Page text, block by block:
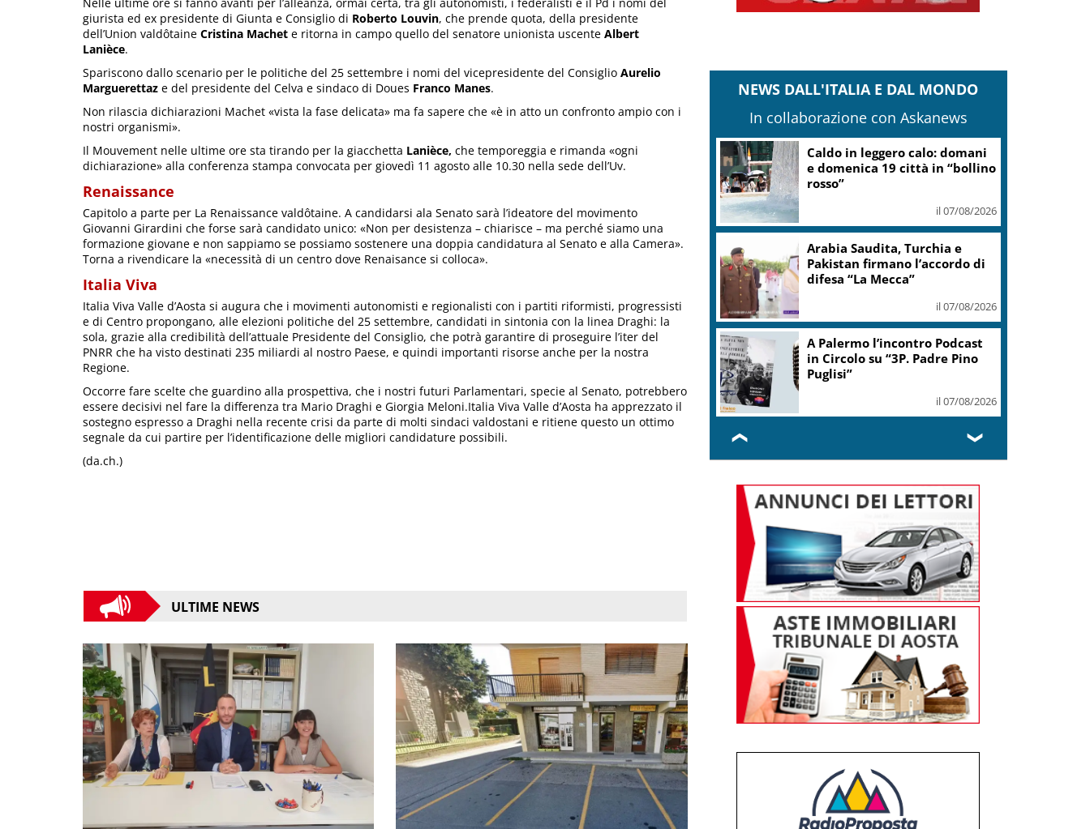
giurista ed ex presidente di Giunta e Consiglio di Roberto Louvin, che prende quota, della presidente
dell’Union valdôtaine Cristina Machet e ritorna in campo quello del senatore unionista uscente Albert
Lanièce.
Spariscono dallo scenario per le politiche del 25 settembre i nomi del vicepresidente del Consiglio Aurelio
Marguerettaz e del presidente del Celva e sindaco di Doues Franco Manes.
Non rilascia dichiarazioni Machet «vista la fase delicata» ma fa sapere che «è in atto un confronto ampio con i
nostri organismi».
Il Mouvement nelle ultime ore sta tirando per la giacchetta Lanièce, che temporeggia e rimanda «ogni
dichiarazione» alla conferenza stampa convocata per giovedì 11 agosto alle 10.30 nella sede dell’Uv.
Renaissance
Capitolo a parte per La Renaissance valdôtaine. A candidarsi ala Senato sarà l’ideatore del movimento
Giovanni Girardini che forse sarà candidato unico: «Non per desistenza – chiarisce – ma perché siamo una
formazione giovane e non sappiamo se possiamo sostenere una doppia candidatura al Senato e alla Camera».
Torna a rivendicare la «necessità di un centro dove Renaisance si colloca».
Italia Viva
Italia Viva Valle d’Aosta si augura che i movimenti autonomisti e regionalisti con i partiti riformisti, progressisti
e di Centro propongano, alle elezioni politiche del 25 settembre, candidati in sintonia con la linea Draghi: la
sola, grazie alla credibilità dell’attuale Presidente del Consiglio, che potrà garantire di proseguire l’iter del
PNRR che ha visto destinati 235 miliardi al nostro Paese, e quindi importanti risorse anche per la nostra
Regione.
Occorre fare scelte che guardino alla prospettiva, che i nostri futuri Parlamentari, specie al Senato, potrebbero
essere decisivi nel fare la differenza tra Mario Draghi e Giorgia Meloni.Italia Viva Valle d’Aosta ha apprezzato il
sostegno espresso a Draghi nella recente crisi da parte di molti sindaci valdostani e ritiene questo un ottimo
segnale da cui partire per l’identificazione delle migliori candidature possibili.
(da.ch.)
ULTIME NEWS
NEWS DALL'ITALIA E DAL MONDO
In collaborazione con Askanews
Caldo in leggero calo: domani
e domenica 19 città in “bollino
rosso”
il 07/08/2026
Arabia Saudita, Turchia e
Pakistan firmano l’accordo di
difesa “La Mecca”
il 07/08/2026
A Palermo l’incontro Podcast
in Circolo su “3P. Padre Pino
Puglisi”
il 07/08/2026
❮ ❯